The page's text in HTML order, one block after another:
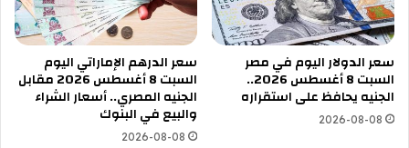
سعر الدولار اليوم في مصر
السبت 8 أغسطس 2026..
الجنيه يحافظ على استقراره
2026-08-08
سعر الدرهم الإماراتي اليوم
السبت 8 أغسطس 2026 مقابل
الجنيه المصري.. أسعار الشراء
والبيع في البنوك
2026-08-08